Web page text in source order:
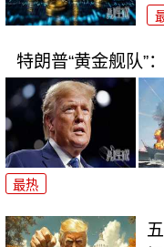
特朗普“黄金舰队”
最热